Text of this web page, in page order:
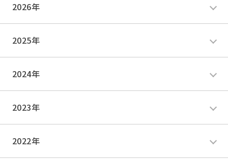
2026年
2025年
2024年
2023年
2022年